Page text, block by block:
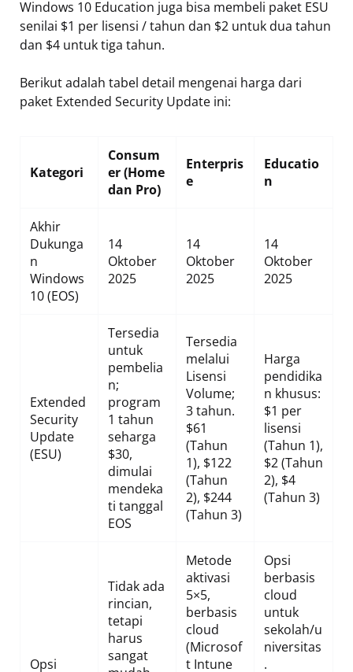
Windows 10 Education juga bisa membeli paket ESU
senilai $1 per lisensi / tahun dan $2 untuk dua tahun
dan $4 untuk tiga tahun.
Berikut adalah tabel detail mengenai harga dari
paket Extended Security Update ini:
Kategori
Consum
er (Home
dan Pro)
Enterpris
e
Educatio
n
Akhir
Dukunga
n
Windows
10 (EOS)
14
Oktober
2025
14
Oktober
2025
14
Oktober
2025
Extended
Security
Update
(ESU)
Tersedia
untuk
pembelia
n;
program
1 tahun
seharga
$30,
dimulai
mendeka
ti tanggal
EOS
Tersedia
melalui
Lisensi
Volume;
3 tahun.
$61
(Tahun
1), $122
(Tahun
2), $244
(Tahun 3)
Harga
pendidika
n khusus:
$1 per
lisensi
(Tahun 1),
$2 (Tahun
2), $4
(Tahun 3)
Opsi
Tidak ada
rincian,
tetapi
harus
sangat
Metode
aktivasi
5×5,
berbasis
cloud
(Microsof
t Intune
Opsi
berbasis
cloud
untuk
sekolah/u
niversitas
.